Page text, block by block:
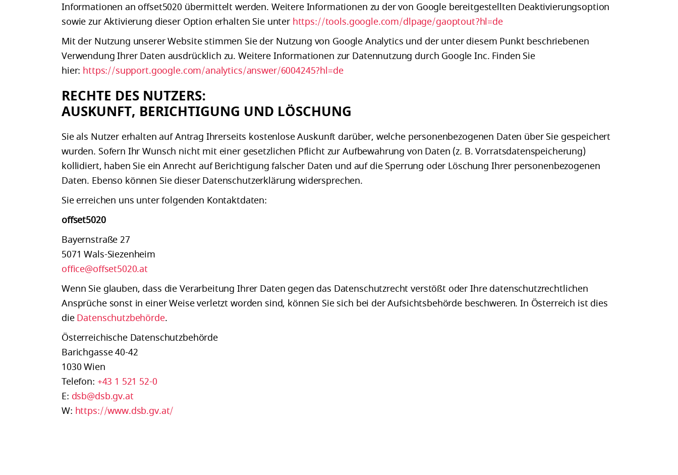
Informationen an offset5020 übermittelt werden. Weitere Informationen zu der von Google bereitgestellten Deaktivierungsoption
sowie zur Aktivierung dieser Option erhalten Sie unter https://tools.google.com/dlpage/gaoptout?hl=de
Mit der Nutzung unserer Website stimmen Sie der Nutzung von Google Analytics und der unter diesem Punkt beschriebenen
Verwendung Ihrer Daten ausdrücklich zu. Weitere Informationen zur Datennutzung durch Google Inc. Finden Sie
hier: https://support.google.com/analytics/answer/6004245?hl=de
RECHTE DES NUTZERS:
AUSKUNFT, BERICHTIGUNG UND LÖSCHUNG
Sie als Nutzer erhalten auf Antrag Ihrerseits kostenlose Auskunft darüber, welche personenbezogenen Daten über Sie gespeichert
wurden. Sofern Ihr Wunsch nicht mit einer gesetzlichen Pflicht zur Aufbewahrung von Daten (z. B. Vorratsdatenspeicherung)
kollidiert, haben Sie ein Anrecht auf Berichtigung falscher Daten und auf die Sperrung oder Löschung Ihrer personenbezogenen
Daten. Ebenso können Sie dieser Datenschutzerklärung widersprechen.
Sie erreichen uns unter folgenden Kontaktdaten:
offset5020
Bayernstraße 27
5071 Wals-Siezenheim
office@offset5020.at
Wenn Sie glauben, dass die Verarbeitung Ihrer Daten gegen das Datenschutzrecht verstößt oder Ihre datenschutzrechtlichen
Ansprüche sonst in einer Weise verletzt worden sind, können Sie sich bei der Aufsichtsbehörde beschweren. In Österreich ist dies
dieDatenschutzbehörde.
Österreichische Datenschutzbehörde
Barichgasse 40-42
1030 Wien
Telefon: +43 1 521 52-0
E: dsb@dsb.gv.at
W: https://www.dsb.gv.at/